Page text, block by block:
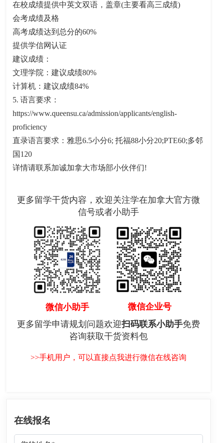
在校成绩提供中英文双语，盖章(主要看高三成绩)
会考成绩及格
高考成绩达到总分的60%
提供学信网认证
建议成绩：
文理学院：建议成绩80%
计算机：建议成绩84%
5. 语言要求：
https://www.queensu.ca/admission/applicants/english-
proficiency
直录语言要求：雅思6.5小分6; 托福88小分20;PTE60;多邻
国120
详情请联系加诚加拿大市场部小伙伴们!
更多留学干货内容，欢迎关注学在加拿大官方微
信号或者小助手
微信小助手
微信企业号
更多留学申请规划问题欢迎扫码联系小助手免费
咨询获取干货资料包
>>手机用户，可以直接点我进行微信在线咨询
在线报名